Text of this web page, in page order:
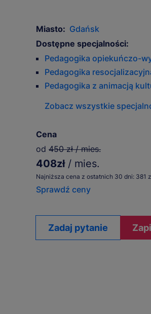
Miasto: Gdańsk
Dostępne specjalności:
Pedagogika opiekuńczo-
Pedagogika
Pedagogika z animacją
Zobacz wszystkie
Cena
od 450 zł / mies.
408zł / mies.
Najniższa cena z ostatnich 30 dni: 381
Sprawdź ceny
Zadaj pytanie